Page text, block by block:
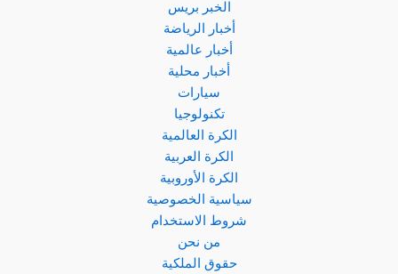
الخبر بريس
أخبار الرياضة
أخبار عالمية
أخبار محلية
سيارات
تكنولوجيا
الكرة العالمية
الكرة العربية
الكرة الأوروبية
سياسية الخصوصية
شروط الاستخدام
من نحن
حقوق الملكية